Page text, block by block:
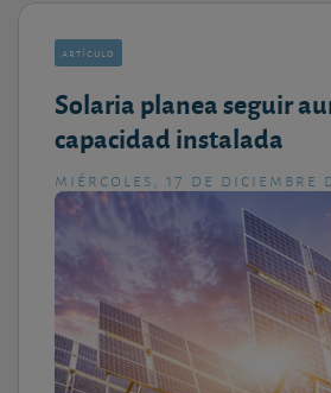
artículo
Solaria planea seguir
capacidad instalada
miércoles, 17 de diciembre